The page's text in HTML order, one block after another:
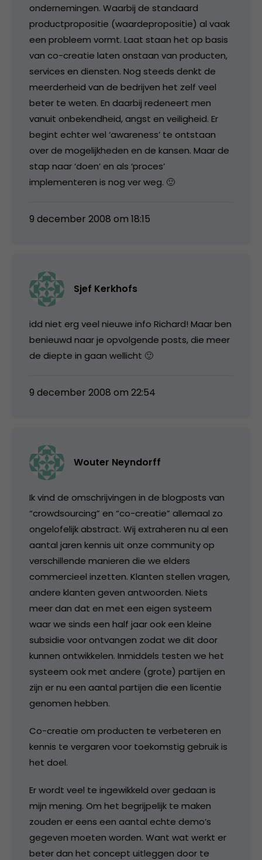
ondernemingen. Waarbij de standaard
productpropositie (waardepropositie) al vaak
een probleem vormt. Laat staan het op basis
van co-creatie laten onstaan van producten,
services en diensten. Nog steeds denkt de
meerderheid van de bedrijven het zelf veel
beter te weten. En daarbij redeneert men
vanuit onbekendheid, angst en veiligheid. Er
begint echter wel ‘awareness’ te ontstaan
over de mogelijkheden en de kansen. Maar de
stap naar ‘doen’ en als ‘proces’
implementeren is nog ver weg. 🙂
9 december 2008 om 18:15
Sjef Kerkhofs
idd niet erg veel nieuwe info Richard! Maar ben
benieuwd naar je opvolgende posts, die meer
de diepte in gaan wellicht 🙂
9 december 2008 om 22:54
Wouter Neyndorff
Ik vind de omschrijvingen in de blogposts van
“crowdsourcing” en “co-creatie” allemaal zo
ongelofelijk abstract. Wij extraheren nu al een
aantal jaren kennis uit onze community op
verschillende manieren die we elders
commercieel inzetten. Klanten stellen vragen,
andere klanten geven antwoorden. Niets
meer dan dat en met een eigen systeem
waar we sinds een half jaar ook een kleine
subsidie voor ontvangen zodat we dit door
kunnen ontwikkelen. Inmiddels testen we het
systeem ook met andere (grote) partijen en
zijn er nu een aantal partijen die een licentie
genomen hebben.
Co-creatie om producten te verbeteren en
kennis te vergaren voor toekomstig gebruik is
het doel.
Er wordt veel te ingewikkeld over gedaan is
mijn mening. Om het begrijpelijk te maken
zouden er eens een aantal echte demo’s
gegeven moeten worden. Want wat werkt er
beter dan het concept uitleggen door te